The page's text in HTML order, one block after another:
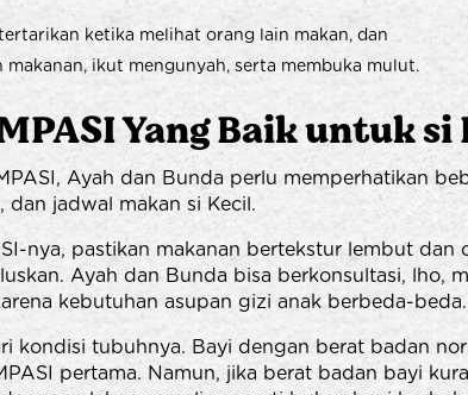
ketika melihat orang lain makan, dan
makanan, ikut mengunyah, serta membuka mulut.
Yang Baik untuk si
Ayah dan Bunda perlu memperhatikan
dan jadwal makan si Kecil.
nya, pastikan makanan bertekstur lembut dan
Ayah dan Bunda bisa berkonsultasi, lho,
kebutuhan asupan gizi anak berbeda-beda.
kondisi tubuhnya. Bayi dengan berat badan
pertama. Namun, jika berat badan bayi